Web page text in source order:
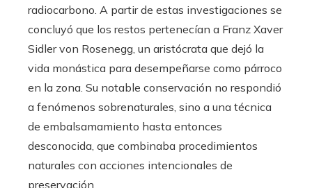
radiocarbono. A partir de estas investigaciones se
concluyó que los restos pertenecían a Franz Xaver
Sidler von Rosenegg, un aristócrata que dejó la
vida monástica para desempeñarse como párroco
en la zona. Su notable conservación no respondió
a fenómenos sobrenaturales, sino a una técnica
de embalsamamiento hasta entonces
desconocida, que combinaba procedimientos
naturales con acciones intencionales de
preservación.